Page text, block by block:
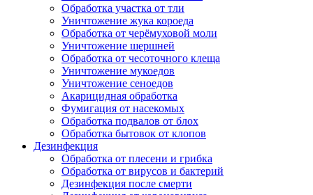
Обработка участка от тли
Уничтожение жука короеда
Обработка от черёмуховой моли
Уничтожение шершней
Обработка от чесоточного клеща
Уничтожение мукоедов
Уничтожение сеноедов
Акарицидная обработка
Фумигация от насекомых
Обработка подвалов от блох
Обработка бытовок от клопов
Дезинфекция
Обработка от плесени и грибка
Обработка от вирусов и бактерий
Дезинфекция после смерти